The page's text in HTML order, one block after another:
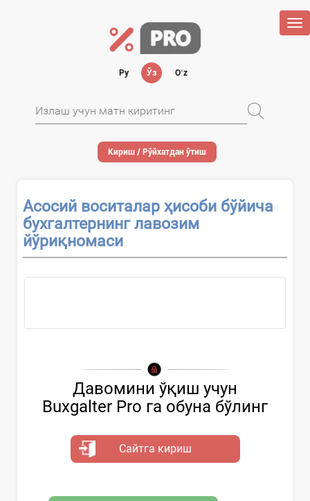
Ру Ўз Oʻz
Кириш / Рўйхатдан ўтиш
Асосий воситалар ҳисоби бўйича
бухгалтернинг лавозим
йўриқномаси
Давомини ўқиш учун
Buxgalter Pro га обуна бўлинг
Сайтга кириш